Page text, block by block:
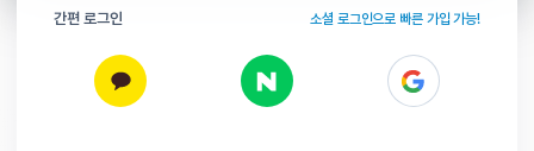
간편 로그인 소셜 로그인으로 빠른 가입 가능!